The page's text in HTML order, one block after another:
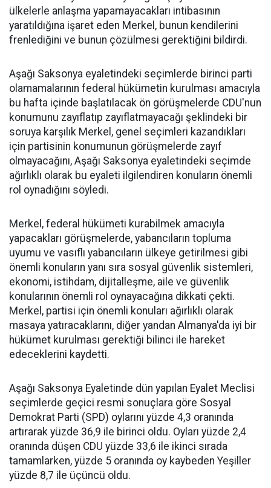
ülkelerle anlaşma yapamayacakları intibasının
yaratıldığına işaret eden Merkel, bunun kendilerini
frenlediğini ve bunun çözülmesi gerektiğini bildirdi.
Aşağı Saksonya eyaletindeki seçimlerde birinci parti
olamamalarının federal hükümetin kurulması amacıyla
bu hafta içinde başlatılacak ön görüşmelerde CDU'nun
konumunu zayıflatıp zayıflatmayacağı şeklindeki bir
soruya karşılık Merkel, genel seçimleri kazandıkları
için partisinin konumunun görüşmelerde zayıf
olmayacağını, Aşağı Saksonya eyaletindeki seçimde
ağırlıklı olarak bu eyaleti ilgilendiren konuların önemli
rol oynadığını söyledi.
Merkel, federal hükümeti kurabilmek amacıyla
yapacakları görüşmelerde, yabancıların topluma
uyumu ve vasıflı yabancıların ülkeye getirilmesi gibi
önemli konuların yanı sıra sosyal güvenlik sistemleri,
ekonomi, istihdam, dijitalleşme, aile ve güvenlik
konularının önemli rol oynayacağına dikkati çekti.
Merkel, partisi için önemli konuları ağırlıklı olarak
masaya yatıracaklarını, diğer yandan Almanya'da iyi bir
hükümet kurulması gerektiği bilinci ile hareket
edeceklerini kaydetti.
Aşağı Saksonya Eyaletinde dün yapılan Eyalet Meclisi
seçimlerde geçici resmi sonuçlara göre Sosyal
Demokrat Parti (SPD) oylarını yüzde 4,3 oranında
artırarak yüzde 36,9 ile birinci oldu. Oyları yüzde 2,4
oranında düşen CDU yüzde 33,6 ile ikinci sırada
tamamlarken, yüzde 5 oranında oy kaybeden Yeşiller
yüzde 8,7 ile üçüncü oldu.